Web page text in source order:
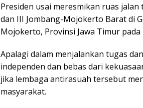
Presiden usai meresmikan ruas
dan III Jombang-Mojokerto Barat di
Mojokerto, Provinsi Jawa Timur
Apalagi dalam menjalankan tugas
independen dan bebas dari
jika lembaga antirasuah tersebut
masyarakat.